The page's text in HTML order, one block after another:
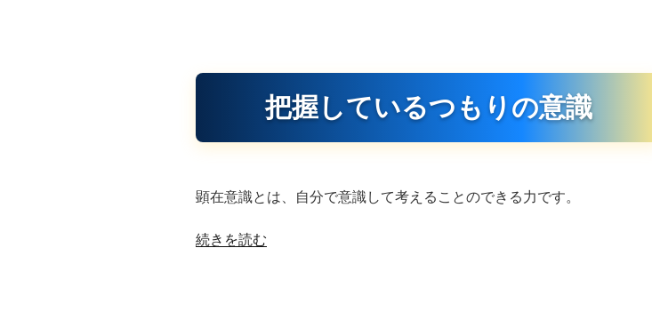
把握しているつもりの意識
顕在意識とは、自分で意識して考えることのできる力です。
“顕
続きを読む